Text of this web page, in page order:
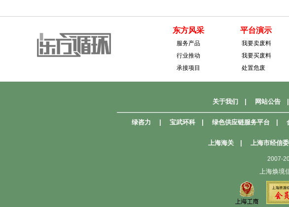
东方风采
服务产品
行业推动
承接项目
平台演示
我要卖废料
我要买废料
处置危废
关于我们 网站公告
绿咨力
宝武环科 绿色供应链服务平台
上海海关 上海市经信委
2007-
上海焕境